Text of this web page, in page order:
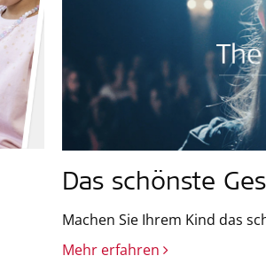
Das schönste
Machen Sie Ihrem Kind das
Mehr erfahren